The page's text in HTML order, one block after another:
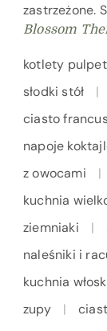
zastrzeżone.
Blossom
kotlety
słodki stół
ciasto
napoje
z owocami
kuchnia
ziemniaki
naleśniki i
kuchnia
zupy